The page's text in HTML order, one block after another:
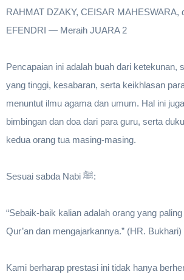
RAHMAT DZAKY, CEISAR MAHESWARA,
EFENDRI — Meraih JUARA 2
Pencapaian ini adalah buah dari ketekunan,
yang tinggi, kesabaran, serta keikhlasan
menuntut ilmu agama dan umum. Hal ini
bimbingan dan doa dari para guru, serta
kedua orang tua masing-masing.
Sesuai sabda Nabi ﷺ:
“Sebaik-baik kalian adalah orang yang
Qur’an dan mengajarkannya.” (HR. Bukhari)
Kami berharap prestasi ini tidak hanya